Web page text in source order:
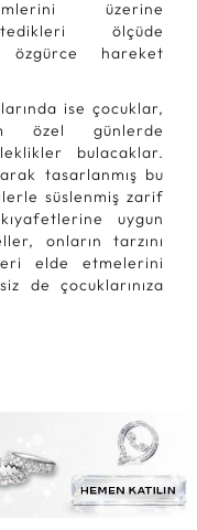
üzerine
ölçüde
özgürce hareket
ise çocuklar,
özel günlerde
bulacaklar.
tasarlanmış bu
süslenmiş zarif
uygun
onların tarzını
elde etmelerini
de çocuklarınıza